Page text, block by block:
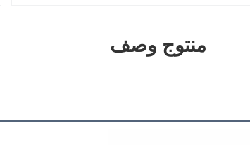
منتوج وصف